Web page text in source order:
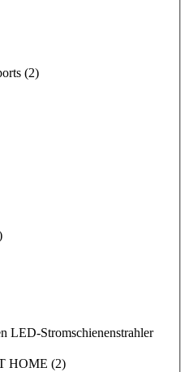
(2)
LED-Stromschienenstrahler
HOME (2)